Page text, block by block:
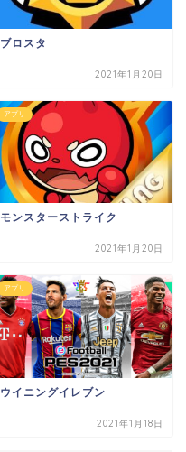
ブロスタ
2021年1月20日
アプリ
モンスターストライク
2021年1月20日
アプリ
ウイニングイレブン
2021年1月18日